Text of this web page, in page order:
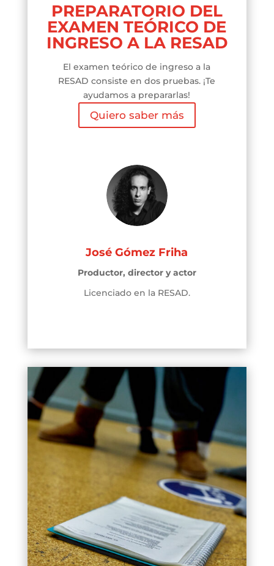
PREPARATORIO DEL
EXAMEN TEÓRICO DE
INGRESO A LA RESAD
El examen teórico de ingreso a la
RESAD consiste en dos pruebas. ¡Te
ayudamos a prepararlas!
Quiero saber más
José Gómez Friha
Productor, director y actor
Licenciado en la RESAD.